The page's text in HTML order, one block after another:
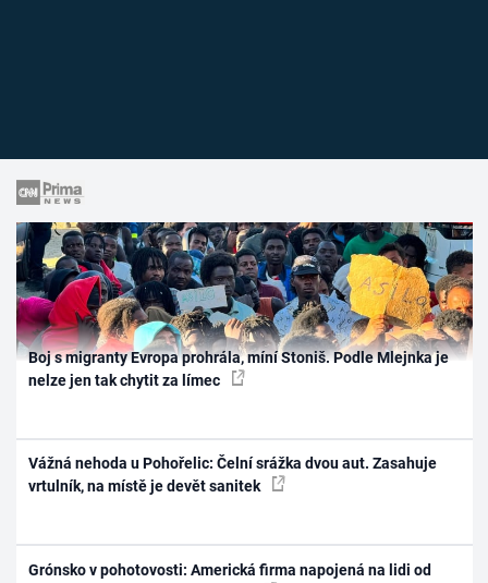
Boj s migranty Evropa prohrála, míní Stoniš. Podle Mlejnka je
nelze jen tak chytit za límec
Vážná nehoda u Pohořelic: Čelní srážka dvou aut. Zasahuje
vrtulník, na místě je devět sanitek
Grónsko v pohotovosti: Americká firma napojená na lidi od